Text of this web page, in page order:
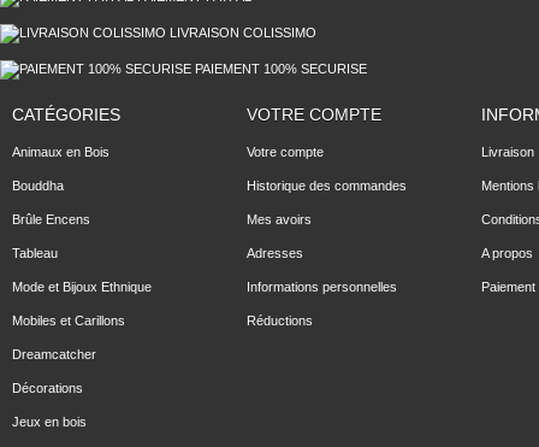
LIVRAISON COLISSIMO
PAIEMENT 100% SECURISE
CATÉGORIES
Animaux en Bois
Bouddha
Brûle Encens
Tableau
Mode et Bijoux Ethnique
Mobiles et Carillons
Dreamcatcher
Décorations
Jeux en bois
VOTRE COMPTE
Votre compte
Historique des commandes
Mes avoirs
Adresses
Informations personnelles
Réductions
Livraison
Mentions
A propos